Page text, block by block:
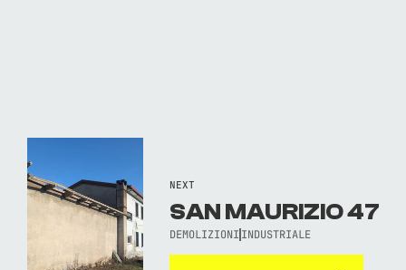
NEXT
SAN MAURIZIO 47
DEMOLIZIONI INDUSTRIALE